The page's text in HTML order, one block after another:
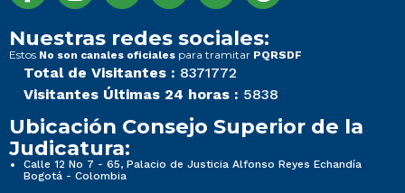
Nuestras redes sociales:
Estos No son canales oficiales para tramitar PQRSDF
Total de Visitantes : 8371772
Visitantes Últimas 24 horas : 5838
Ubicación Consejo Superior de la
Judicatura:
Calle 12 No 7 - 65, Palacio de Justicia Alfonso Reyes Echandía
Bogotá - Colombia